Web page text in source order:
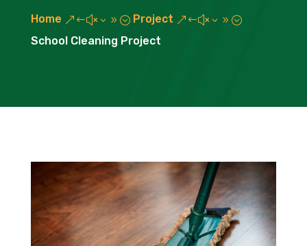
Home &#x39; Project &#x39;
School Cleaning Project